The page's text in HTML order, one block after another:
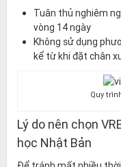
Tuân thủ nghiêm
vòng 14 ngày
Không sử dụng
kể từ khi đặt chân
Quy
Lý do nên chọn
học Nhật Bản